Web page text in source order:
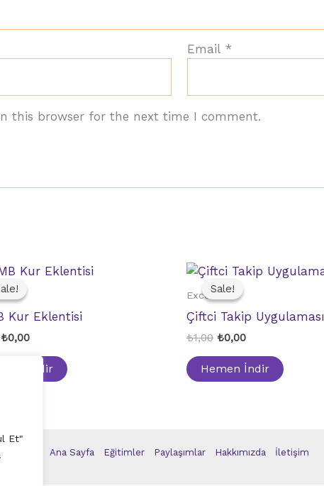
Et"
Email *
this browser for the next time I comment.
Kur Eklentisi
Original
₺0,00Current
₺0,00.
İndir
Sale!
Sale!
Excel
Çiftci Takip Uygulaması
₺1,00 Original
was:
₺0,00Current
is:
₺0,00.
Hemen İndir
Ana Sayfa Eğitimler Paylaşımlar Hakkımızda İletişim